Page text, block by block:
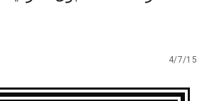
4/7/15